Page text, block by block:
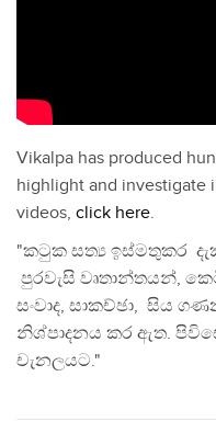
Vikalpa has produced
highlight and investigate
videos, click here.
"කටුක සත්‍ය ඉස්මතුකර
පුරවැසි වෘතාන්තයන්,
සංවාද, සාකච්ඡා, සිය
නිශ්පාදනය කර ඇත.
චැනලයට."